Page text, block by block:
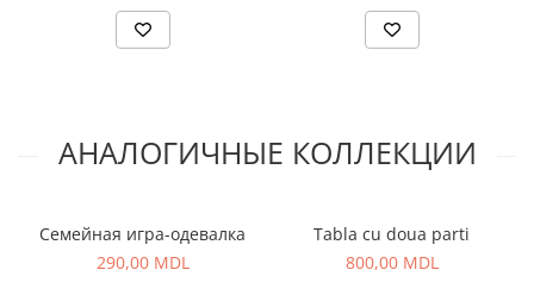
АНАЛОГИЧНЫЕ КОЛЛЕКЦИИ
Семейная игра-одевалка
290,00 MDL
Tabla cu doua parti
800,00 MDL